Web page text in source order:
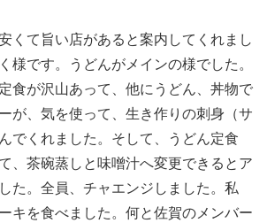
くて旨い店があると案内してくれまし
様です。うどんがメインの様でした。
食が沢山あって、他にうどん、丼物で
が、気を使って、生き作りの刺身（サ
でくれました。そして、うどん定食
、茶碗蒸しと味噌汁へ変更できるとア
た。全員、チャエンジしました。私
キを食べました。何と佐賀のメンバー